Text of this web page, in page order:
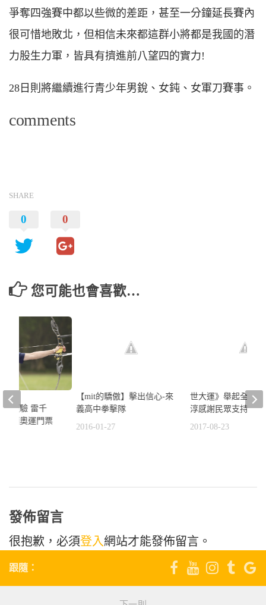
爭奪四強賽中都以些微的差距，甚至一分鐘延長賽內
很可惜地敗北，但相信未來都這群小將都是我國的潛
力股生力軍，皆具有擠進前八望四的實力!
28日則將繼續進行青少年男銳、女鈍、女軍刀賽事。
comments
SHARE
0 0
您可能也會喜歡…
【mit的驕傲】擊出信心-來
義高中拳擊隊
2016-01-27
世大運》舉起全世
淳感謝民眾支持
2017-08-23
運經驗 雷千
滿額奧運門票
發佈留言
很抱歉，必須登入網站才能發佈留言。
跟隨：